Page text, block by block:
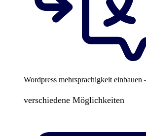
Wordpress mehrsprachigkeit einbauen
verschiedene Möglichkeiten